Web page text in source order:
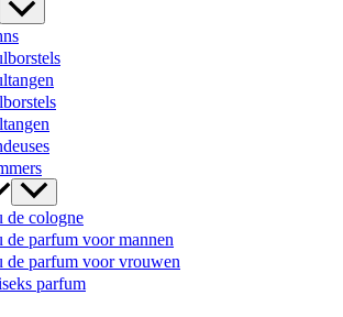
de cologne
de parfum voor mannen
de parfum voor vrouwen
parfum